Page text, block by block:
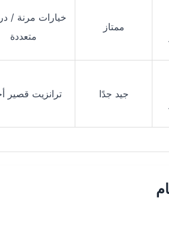
ممتاز
خيارات مرنة /
متعددة
جيد جدًا ترانزيت قصير